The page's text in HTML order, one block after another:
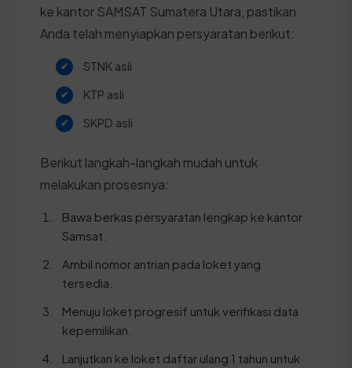
ke kantor SAMSAT Sumatera Utara, pastikan
Anda telah menyiapkan persyaratan berikut:
STNK asli
KTP asli
SKPD asli
Berikut langkah-langkah mudah untuk
melakukan prosesnya:
Bawa berkas persyaratan lengkap ke kantor
Samsat.
Ambil nomor antrian pada loket yang
tersedia.
Menuju loket progresif untuk verifikasi data
kepemilikan.
Lanjutkan ke loket daftar ulang 1 tahun untuk